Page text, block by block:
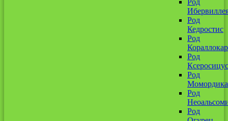
Род
Род
Кедростис
Род
Род
Ксеросицус
Род
Момордика
Род
Род